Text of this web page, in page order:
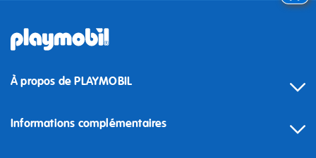
À propos de PLAYMOBIL
Informations complémentaires